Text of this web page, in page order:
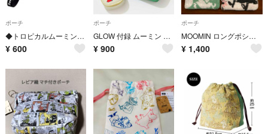
ポーチ
◆トロピカルムーミン バカンスポーチ sweet 付録
¥ 600
ポーチ
GLOW 付録 ムーミン スクエア収納ポーチ2点セット
¥ 900
ポーチ
MOOMIN ロングポシェチーフ 2柄セット
¥ 1,400